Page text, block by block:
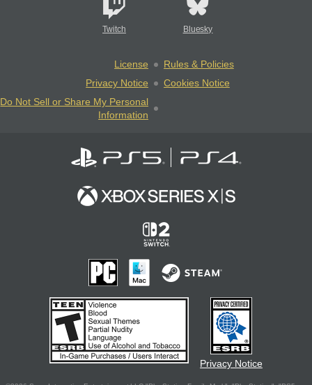
Twitch Bluesky
License
Rules & Policies
Privacy Notice
Cookies Notice
Do Not Sell or Share My Personal
Information
Privacy Notice